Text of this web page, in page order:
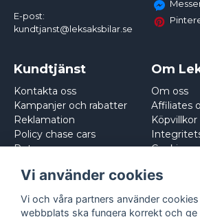
E-post:
kundtjanst@leksaksbilar.se
Kundtjänst
Kontakta oss
Kampanjer och rabatter
Reklamation
Policy chase cars
Returnera
Om
Om oss
Affiliates
Köpvillkor
Cookies
Vi använder cookies
Vi och våra partners använder
webbplats ska fungera korrekt och ge